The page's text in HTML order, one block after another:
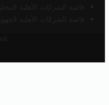
قائمة الشركات الأهلية
قائمة الشركات الأهلية